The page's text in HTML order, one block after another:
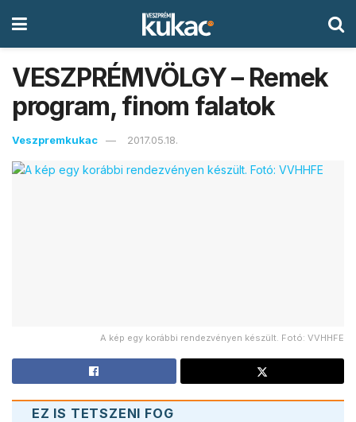
VESZPRÉMVÖLGY – Remek
program, finom falatok
Veszpremkukac 2017.05.18.
A kép egy korábbi rendezvényen készült. Fotó: VVHHFE
EZ IS TETSZENI FOG